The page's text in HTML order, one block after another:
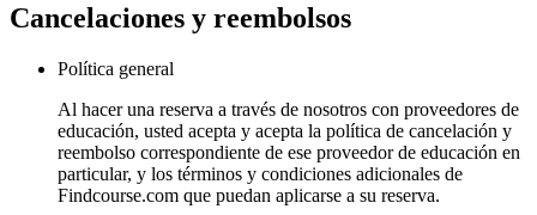
Cancelaciones y reembolsos
Política general
Al hacer una reserva a través de nosotros con proveedores de
educación, usted acepta y acepta la política de cancelación y
reembolso correspondiente de ese proveedor de educación en
particular, y los términos y condiciones adicionales de
Findcourse.com que puedan aplicarse a su reserva.